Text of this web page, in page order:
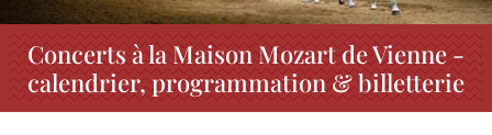
Concerts à la Maison Mozart de Vienne -
calendrier, programmation & billetterie